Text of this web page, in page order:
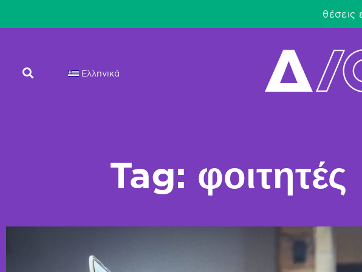
θέσεις
Ελληνικά
Tag: φοιτητές